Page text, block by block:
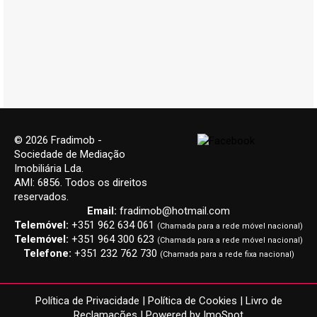
© 2026 Fradimob -
Sociedade de Mediação
Imobiliária Lda.
AMI: 6856. Todos os direitos
reservados.
Email: fradimob@hotmail.com
Telemóvel: +351 962 634 061 (Chamada para a rede móvel nacional)
Telemóvel: +351 964 300 623 (Chamada para a rede móvel nacional)
Telefone: +351 232 762 730 (Chamada para a rede fixa nacional)
Política de Privacidade | Política de Cookies | Livro de